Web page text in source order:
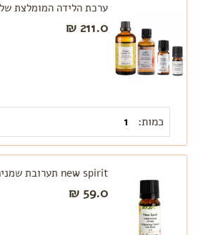
ערכת הלידה המומלצת
211.0 ₪
כמות:
new spirit תערובת שמנים לחיזוק ואנרגיה
59.0 ₪